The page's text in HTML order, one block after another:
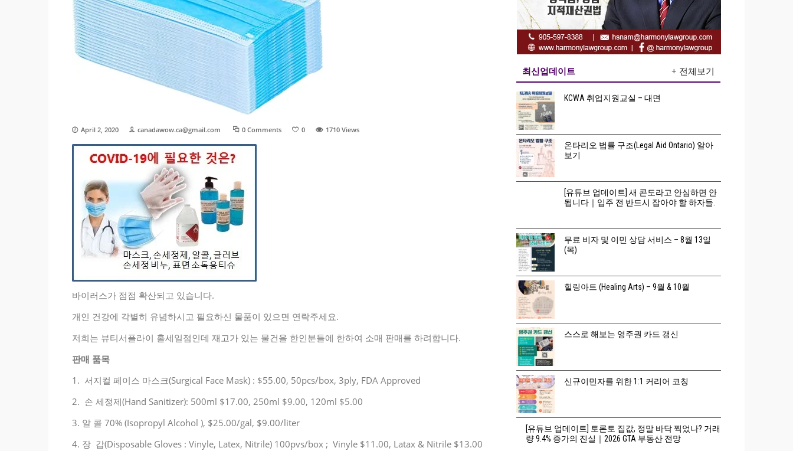
April 2, 2020 canadawow.ca@gmail.com 0 Comments 0 1710 Views
바이러스가 점점 확산되고 있습니다.
개인 건강에 각별히 유념하시고 필요하신 물품이 있으면 연락주세요.
저희는 뷰티서플라이 홀세일점인데 재고가 있는 물건을 한인분들에 한하여 소매 판매를 하려합니다.
판매 품목
1. 서지컬 페이스 마스크(Surgical Face Mask) : $55.00, 50pcs/box, 3ply, FDA Approved
2. 손 세정제(Hand Sanitizer): 500ml $17.00, 250ml $9.00, 120ml $5.00
3. 알 콜 70% (Isopropyl Alcohol ), $25.00/gal, $9.00/liter
4. 장 갑(Disposable Gloves : Vinyle, Latex, Nitrile) 100pvs/box ; Vinyle $11.00, Latax & Nitrile $13.00
최신업데이트 + 전체보기
KCWA 취업지원교실 – 대면
온타리오 법률 구조(Legal Aid Ontario) 알아
보기
[유튜브 업데이트] 새 콘도라고 안심하면 안
됩니다｜입주 전 반드시 잡아야 할 하자들.
무료 비자 및 이민 상담 서비스 – 8월 13일
(목)
힐링아트 (Healing Arts) – 9월 & 10월
스스로 해보는 영주권 카드 갱신
신규이민자를 위한 1:1 커리어 코칭
[유튜브 업데이트] 토론토 집값, 정말 바닥 찍었나? 거래
량 9.4% 증가의 진실｜2026 GTA 부동산 전망